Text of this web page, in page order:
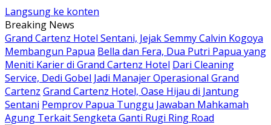
Langsung ke konten
Breaking News
Grand Cartenz Hotel Sentani, Jejak Semmy Calvin Kogoya
Membangun Papua Bella dan Fera, Dua Putri Papua yang
Meniti Karier di Grand Cartenz Hotel Dari Cleaning
Service, Dedi Gobel Jadi Manajer Operasional Grand
Cartenz Grand Cartenz Hotel, Oase Hijau di Jantung
Sentani Pemprov Papua Tunggu Jawaban Mahkamah
Agung Terkait Sengketa Ganti Rugi Ring Road